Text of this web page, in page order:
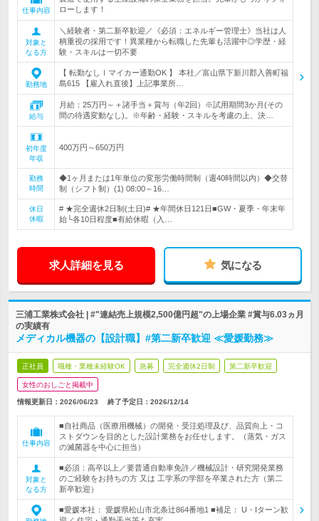
仕事内容
ローします！
対象と
なる方
＼経験者・第二新卒歓迎／《必須：エネルギー管理士》当社は人
柄重視の採用です！異業種から転職した先輩も活躍中◎学歴・経
験・スキルは一切不要
勤務地
【 転勤なしｌマイカー通勤OK 】 本社／富山県下新川郡入善町福
島615 【雇入れ直後】上記事業所…
給与
月給：25万円～＋諸手当＋賞与（年2回）※試用期間3か月(その
間の待遇変動なし)。※年齢・経験・スキルを考慮の上、決…
初年度
年収
400万円～650万円
勤務
時間
◆1ヶ月または1年単位の変形労働時間制（週40時間以内）◆交替
制（シフト制）(1) 08:00～16…
休日
休暇
# ★完全週休2日制(土日)# ★年間休日121日■GW・夏季・年末年
始└各10日程度■有給休暇（入…
求人詳細を見る 気になる
三浦工業株式会社 | #"連結売上規模2,500億円超"の上場企業 #賞与6.03ヵ月
の実績有
メディカル機器の【設計職】#第二新卒歓迎 ≪愛媛勤務≫
正社員 職種・業種未経験OK 急募 完全週休2日制 第二新卒歓迎
女性のおしごと掲載中
情報更新日：2026/06/23 終了予定日： 2026/12/14
仕事内容
■自社商品（医療用機械）の開発・受注処理及び、品質向上・コ
ストダウンを目的とした設計業務をお任せします。（蒸気・ガス
の滅菌器を中心に担当）
対象と
なる方
■必須：高卒以上／要普通自動車免許／機械設計・研究開発業務
のご経験をお持ちの方 又は 工学系の学部を卒業された方（第二
新卒歓迎）
■愛媛本社： 愛媛県松山市北条辻864番地1 ■補足： U・Iターン歓